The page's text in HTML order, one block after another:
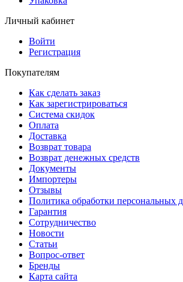
Личный кабинет
Войти
Регистрация
Покупателям
Как сделать заказ
Как зарегистрироваться
Система скидок
Оплата
Доставка
Возврат товара
Возврат денежных средств
Документы
Импортеры
Отзывы
Политика обработки персональных
Гарантия
Сотрудничество
Новости
Статьи
Вопрос-ответ
Бренды
Карта сайта